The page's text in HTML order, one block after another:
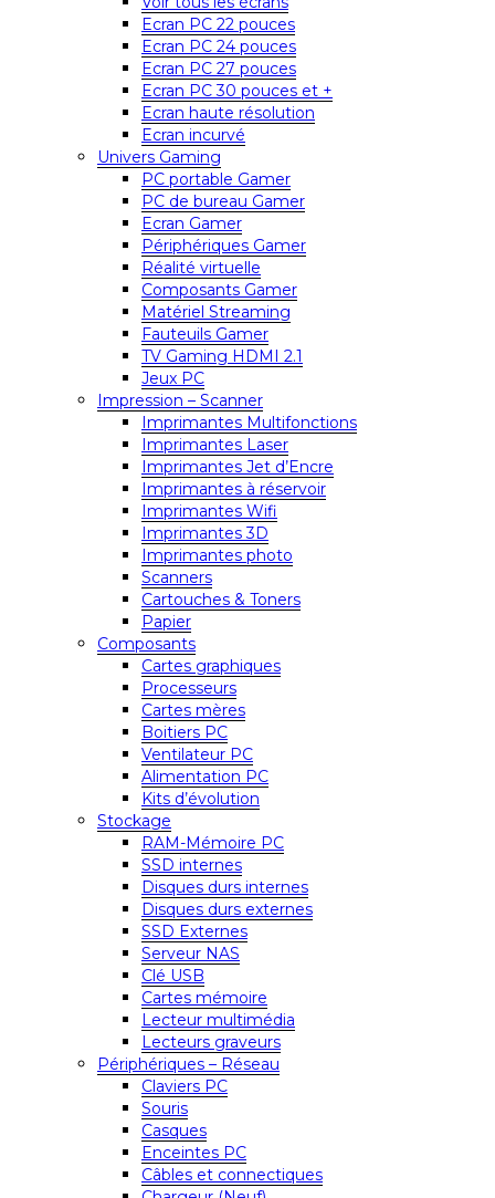
Ecran PC 22 pouces
Ecran PC 24 pouces
Ecran PC 27 pouces
Ecran PC 30 pouces et +
Ecran haute résolution
Ecran incurvé
Univers Gaming
PC portable Gamer
PC de bureau Gamer
Ecran Gamer
Périphériques Gamer
Réalité virtuelle
Composants Gamer
Matériel Streaming
Fauteuils Gamer
TV Gaming HDMI 2.1
Jeux PC
Impression – Scanner
Imprimantes Multifonctions
Imprimantes Laser
Imprimantes Jet d’Encre
Imprimantes à réservoir
Imprimantes Wifi
Imprimantes 3D
Imprimantes photo
Scanners
Cartouches & Toners
Papier
Composants
Cartes graphiques
Processeurs
Cartes mères
Boitiers PC
Ventilateur PC
Alimentation PC
Kits d’évolution
Stockage
RAM-Mémoire PC
SSD internes
Disques durs internes
Disques durs externes
SSD Externes
Serveur NAS
Clé USB
Cartes mémoire
Lecteur multimédia
Lecteurs graveurs
Périphériques – Réseau
Claviers PC
Souris
Casques
Enceintes PC
Câbles et connectiques